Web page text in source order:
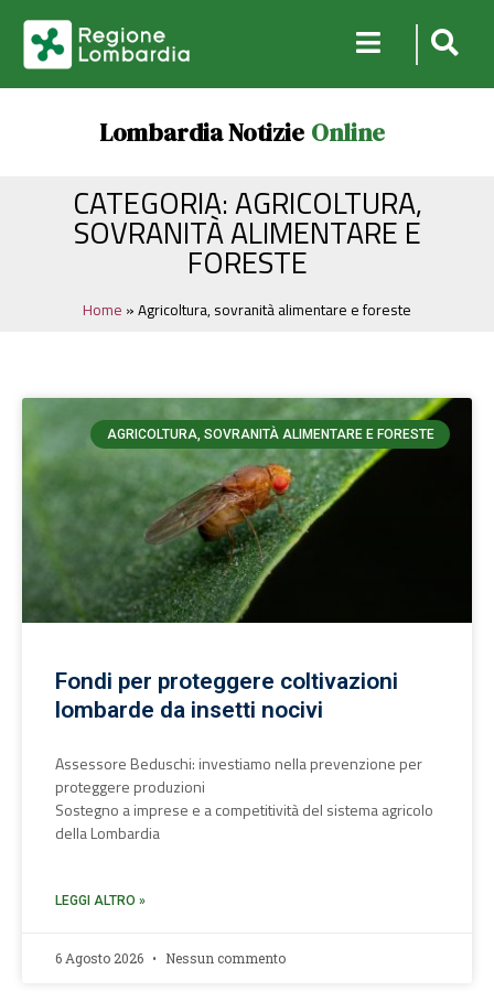
Lombardia Notizie Online
CATEGORIA: AGRICOLTURA,
SOVRANITÀ ALIMENTARE E
FORESTE
Home » Agricoltura, sovranità alimentare e foreste
AGRICOLTURA, SOVRANITÀ ALIMENTARE E FORESTE
Fondi per proteggere coltivazioni
lombarde da insetti nocivi
Assessore Beduschi: investiamo nella prevenzione per
proteggere produzioni
Sostegno a imprese e a competitività del sistema agricolo
della Lombardia
LEGGI ALTRO »
6 Agosto 2026 Nessun commento